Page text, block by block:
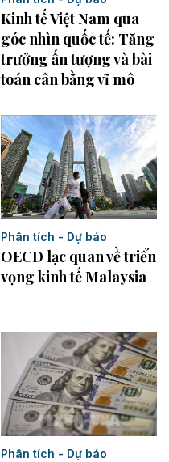
Kinh tế Việt Nam qua
góc nhìn quốc tế: Tăng
trưởng ấn tượng và bài
toán cân bằng vĩ mô
Phân tích - Dự báo
OECD lạc quan về triển
vọng kinh tế Malaysia
Phân tích - Dự báo